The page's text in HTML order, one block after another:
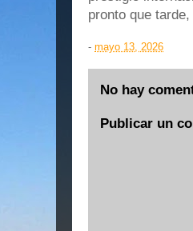
pronto que
- mayo 13, 2026
No hay
Publicar un